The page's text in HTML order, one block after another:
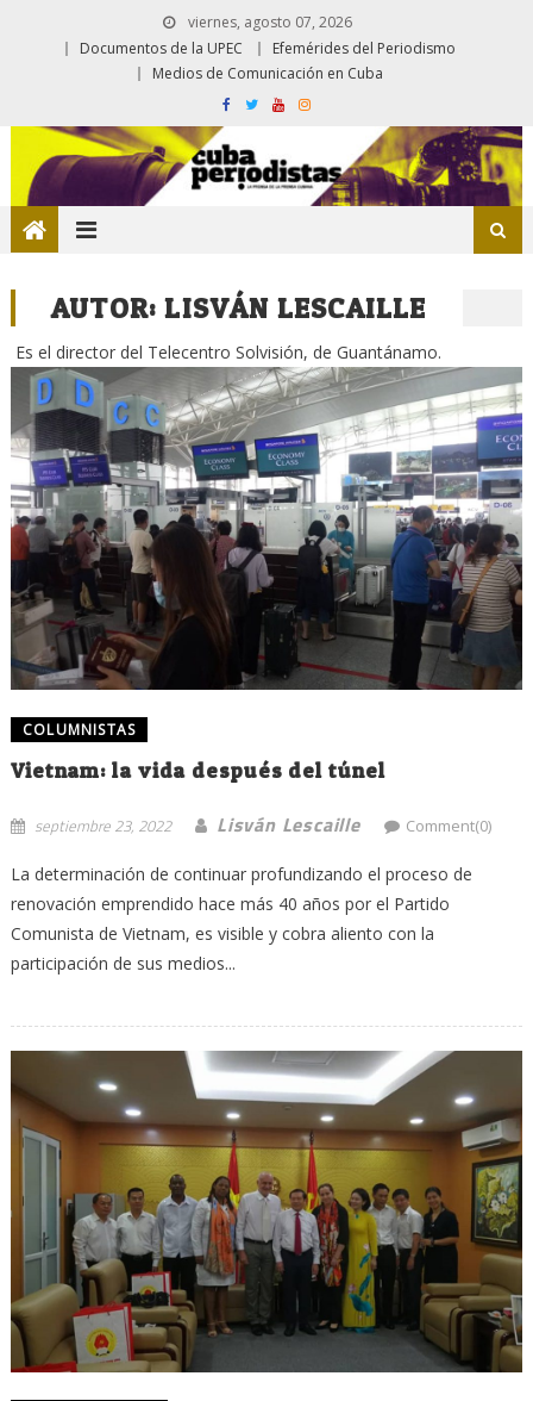
viernes, agosto 07, 2026
Documentos de la UPEC
Efemérides del Periodismo
Medios de Comunicación en Cuba
AUTOR:LISVÁN LESCAILLE
Es el director del Telecentro Solvisión, de Guantánamo.
COLUMNISTAS
Vietnam: la vida después del túnel
septiembre 23, 2022 Lisván Lescaille Comment(0)
La determinación de continuar profundizando el proceso de
renovación emprendido hace más 40 años por el Partido
Comunista de Vietnam, es visible y cobra aliento con la
participación de sus medios...